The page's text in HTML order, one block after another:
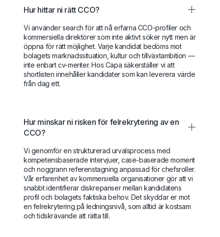
Hur hittar ni rätt CCO?
Vi använder search för att nå erfarna CCO-profiler och
kommersiella direktörer som inte aktivt söker nytt men är
öppna för rätt möjlighet. Varje kandidat bedöms mot
bolagets marknadssituation, kultur och tillväxtambition —
inte enbart cv-meriter. Hos Capa säkerställer vi att
shortlisten innehåller kandidater som kan leverera värde
från dag ett.
Hur minskar ni risken för felrekrytering av en
CCO?
Vi genomför en strukturerad urvalsprocess med
kompetensbaserade intervjuer, case-baserade moment
och noggrann referenstagning anpassad för chefsroller.
Vår erfarenhet av kommersiella organisationer gör att vi
snabbt identifierar diskrepanser mellan kandidatens
profil och bolagets faktiska behov. Det skyddar er mot
en felrekrytering på ledningsnivå, som alltid är kostsam
och tidskrävande att rätta till.